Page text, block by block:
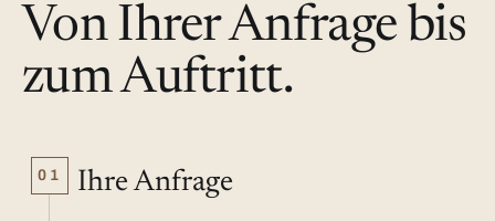
Von Ihrer Anfrage bis
zum Auftritt.
01 Ihre Anfrage